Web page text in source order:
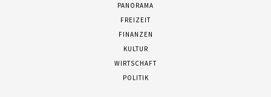
PANORAMA
FREIZEIT
FINANZEN
KULTUR
WIRTSCHAFT
POLITIK